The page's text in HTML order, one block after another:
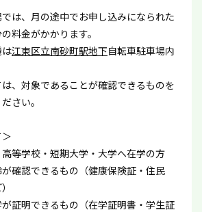
は、月の途中でお申し込みになられた
料金がかかります。
は江東区立南砂町駅地下自転車駐車場内
、対象であることが確認できるものを
さい。
等学校・短期大学・大学へ在学の方
が確認できるもの（健康保険証・住民
が証明できるもの（在学証明書・学生証